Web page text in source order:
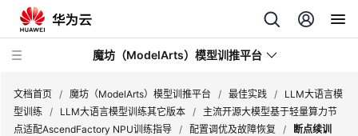
魔坊（ModelArts）模型训推平台
文档首页 / 魔坊（ModelArts）模型训推平台 / 最佳实践 /
LLM大语言模
型训练 / LLM大语言模型训练其它版本 /
主流开源大模型基于轻量算力节
点适配AscendFactory NPU训练指导 / 配置调优及故障恢复 / 断点续训